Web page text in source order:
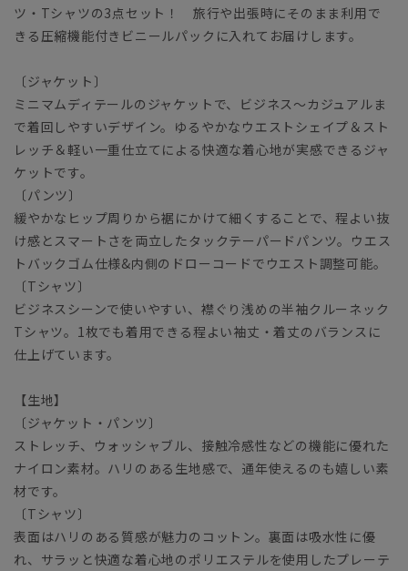
ツ・Tシャツの3点セット！ 旅行や出張時にそのまま利用で
きる圧縮機能付きビニールパックに入れてお届けします。
〔ジャケット〕
ミニマムディテールのジャケットで、ビジネス～カジュアルま
で着回しやすいデザイン。ゆるやかなウエストシェイプ＆スト
レッチ＆軽い一重仕立てによる快適な着心地が実感できるジャ
ケットです。
〔パンツ〕
緩やかなヒップ周りから裾にかけて細くすることで、程よい抜
け感とスマートさを両立したタックテーパードパンツ。ウエス
トバックゴム仕様&内側のドローコードでウエスト調整可能。
〔Tシャツ〕
ビジネスシーンで使いやすい、襟ぐり浅めの半袖クルーネック
Tシャツ。1枚でも着用できる程よい袖丈・着丈のバランスに
仕上げています。
【生地】
〔ジャケット・パンツ〕
ストレッチ、ウォッシャブル、接触冷感性などの機能に優れた
ナイロン素材。ハリのある生地感で、通年使えるのも嬉しい素
材です。
〔Tシャツ〕
表面はハリのある質感が魅力のコットン。裏面は吸水性に優
れ、サラッと快適な着心地のポリエステルを使用したプレーテ